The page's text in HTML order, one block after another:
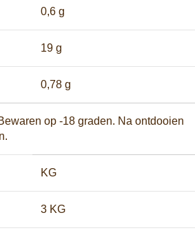
0,6 g
19 g
0,78 g
op -18 graden. Na ontdooien
KG
3 KG